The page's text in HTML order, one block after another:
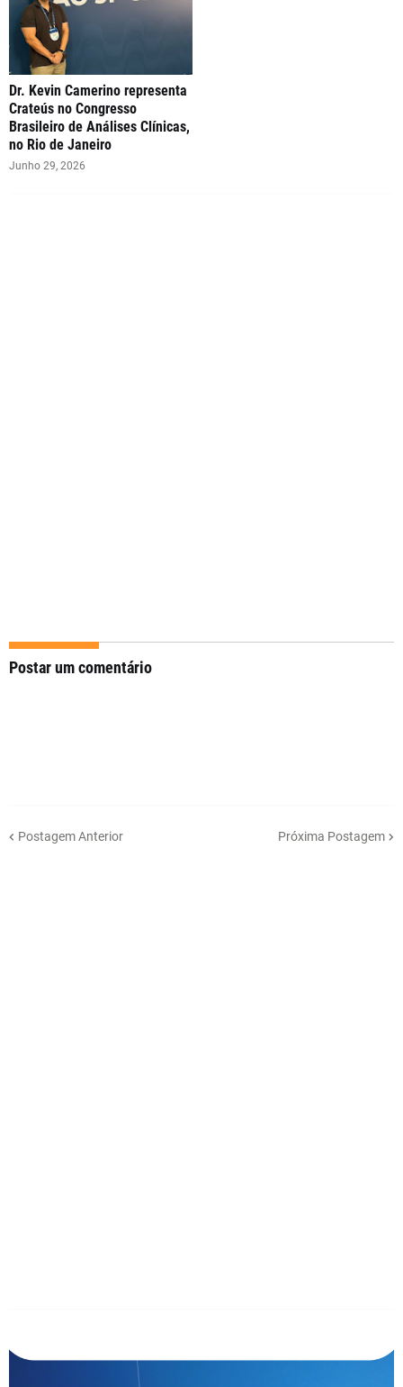
Dr. Kevin Camerino representa
Crateús no Congresso
Brasileiro de Análises Clínicas,
no Rio de Janeiro
Junho 29, 2026
Postar um comentário
Postagem Anterior Próxima Postagem